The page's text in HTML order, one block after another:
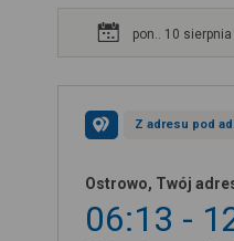
pon.. 10 sierpnia
Z adresu pod
Ostrowo, Twój
06:13